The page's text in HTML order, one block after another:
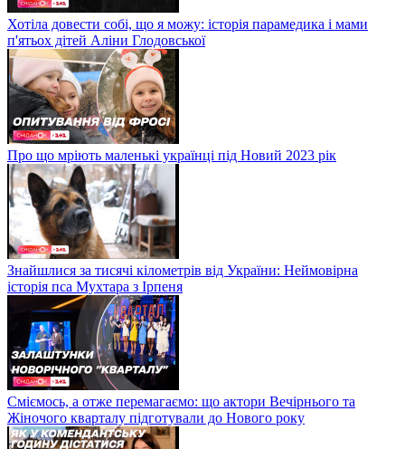
Хотіла довести собі, що я можу: історія парамедика і мами
п'ятьох дітей Аліни Глодовської
Про що мріють маленькі українці під Новий 2023 рік
Знайшлися за тисячі кілометрів від України: Неймовірна
історія пса Мухтара з Ірпеня
Сміємось, а отже перемагаємо: що актори Вечірнього та
Жіночого кварталу підготували до Нового року